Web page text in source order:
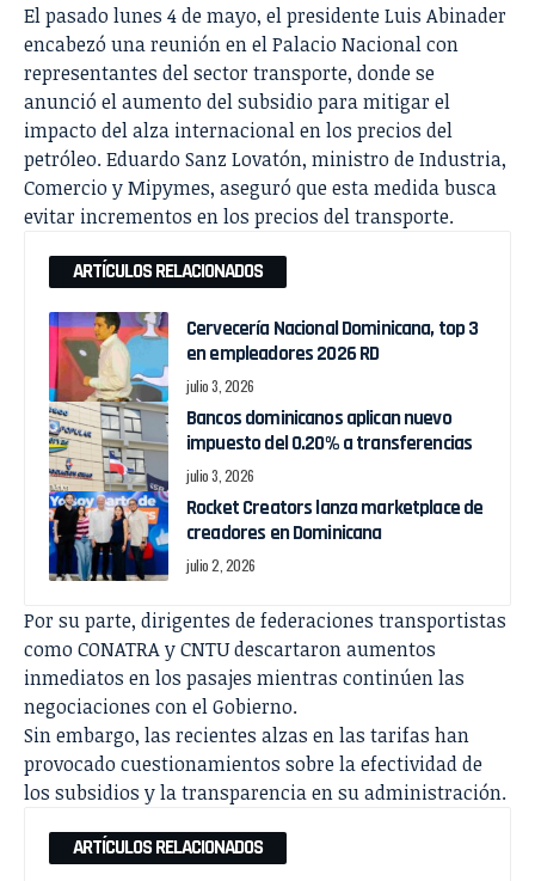
El pasado lunes 4 de mayo, el presidente Luis Abinader
encabezó una reunión en el Palacio Nacional con
representantes del sector transporte, donde se
anunció el aumento del subsidio para mitigar el
impacto del alza internacional en los precios del
petróleo. Eduardo Sanz Lovatón, ministro de Industria,
Comercio y Mipymes, aseguró que esta medida busca
evitar incrementos en los precios del transporte.
ARTÍCULOS RELACIONADOS
Cervecería Nacional Dominicana, top 3
en empleadores 2026 RD
julio 3, 2026
Bancos dominicanos aplican nuevo
impuesto del 0.20% a transferencias
julio 3, 2026
Rocket Creators lanza marketplace de
creadores en Dominicana
julio 2, 2026
Por su parte, dirigentes de federaciones transportistas
como CONATRA y CNTU descartaron aumentos
inmediatos en los pasajes mientras continúen las
negociaciones con el Gobierno.
Sin embargo, las recientes alzas en las tarifas han
provocado cuestionamientos sobre la efectividad de
los subsidios y la transparencia en su administración.
ARTÍCULOS RELACIONADOS